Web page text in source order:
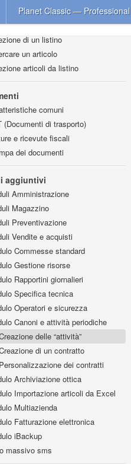
Planet Classic — Professional
banche dati
Open
di un listino
un articolo
articoli da listino
comuni
(Documenti di trasporto)
e ricevute fiscali
dei documenti
aggiuntivi
Amministrazione
Magazzino
Preventivazione
Vendite e acquisti
Commesse standard
Gestione risorse
Rapportini giornalieri
Specifica tecnica
Operatori e sicurezza
Canoni e attività periodiche
delle “attività”
di un contratto
Personalizzazione dei contratti
Archiviazione ottica
Importazione articoli da Excel
Multiazienda
Fatturazione elettronica
iBackup
massivo sms